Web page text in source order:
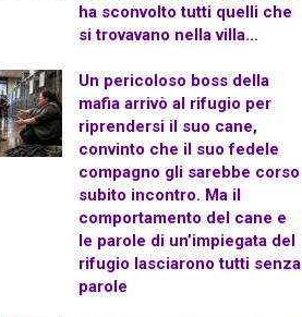
ha sconvolto tutti quelli che
si trovavano nella villa…
Un pericoloso boss della
mafia arrivò al rifugio per
riprendersi il suo cane,
convinto che il suo fedele
compagno gli sarebbe corso
subito incontro. Ma il
comportamento del cane e
le parole di un’impiegata del
rifugio lasciarono tutti senza
parole